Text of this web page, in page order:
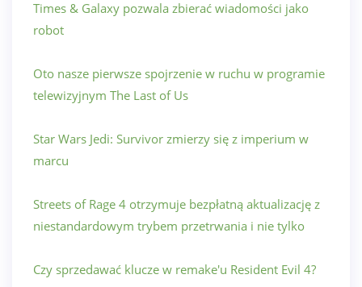
Times & Galaxy pozwala zbierać wiadomości jako
robot
Oto nasze pierwsze spojrzenie w ruchu w programie
telewizyjnym The Last of Us
Star Wars Jedi: Survivor zmierzy się z imperium w
marcu
Streets of Rage 4 otrzymuje bezpłatną aktualizację z
niestandardowym trybem przetrwania i nie tylko
Czy sprzedawać klucze w remake'u Resident Evil 4?